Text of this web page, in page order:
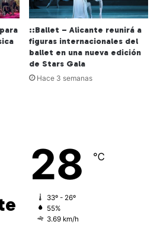
::Ballet – Alicante reunirá a
figuras internacionales del
ballet en una nueva edición
de Stars Gala
Hace 3 semanas
28 ℃
33º - 26º
55%
3.69 km/h